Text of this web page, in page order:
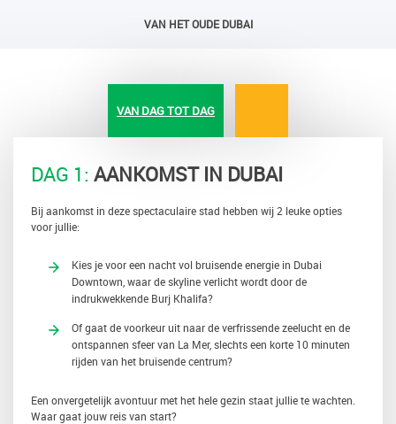
VAN HET OUDE DUBAI
VAN DAG TOT DAG
DAG 1: AANKOMST IN DUBAI
Bij aankomst in deze spectaculaire stad hebben wij 2 leuke opties
voor jullie:
Kies je voor een nacht vol bruisende energie in Dubai
Downtown, waar de skyline verlicht wordt door de
indrukwekkende Burj Khalifa?
Of gaat de voorkeur uit naar de verfrissende zeelucht en de
ontspannen sfeer van La Mer, slechts een korte 10 minuten
rijden van het bruisende centrum?
Een onvergetelijk avontuur met het hele gezin staat jullie te wachten.
Waar gaat jouw reis van start?